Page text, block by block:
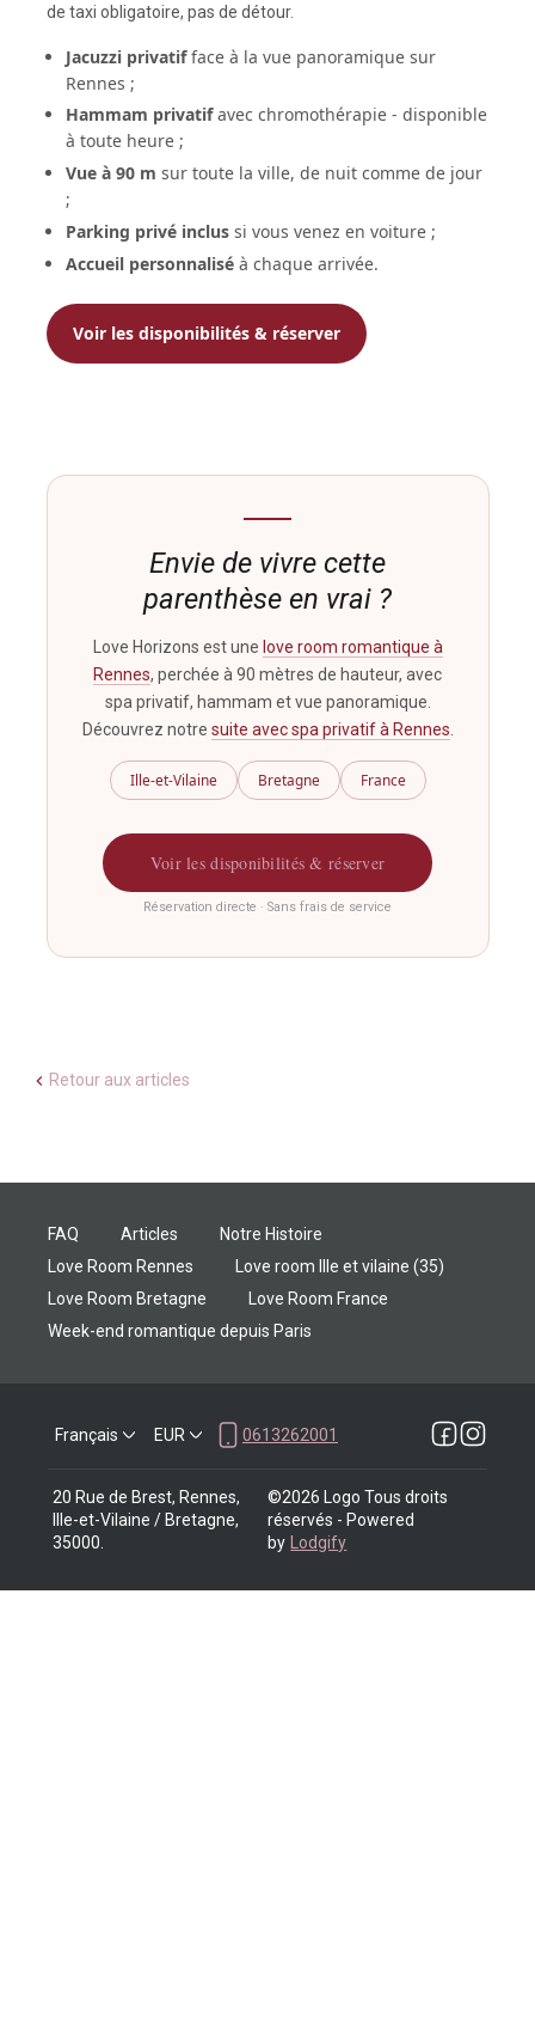
de taxi obligatoire, pas de détour.
Jacuzzi privatifface à la vue panoramique sur
Rennes ;
Hammam privatifavec chromothérapie - disponible
à toute heure ;
Vue à 90 m sur toute la ville, de nuit comme de jour
;
Parking privé inclus si vous venez en voiture ;
Accueil personnalisé à chaque arrivée.
Voir les disponibilités & réserver
Envie de vivre cette
parenthèse en vrai ?
Love Horizons est une love room romantique à
Rennes, perchée à 90 mètres de hauteur, avec
spa privatif, hammam et vue panoramique.
Découvrez notre suite avec spa privatif à Rennes
Ille-et-Vilaine Bretagne France
Voir les disponibilités & réserver
Réservation directe · Sans frais de service
Retour aux articles
FAQ Articles
Notre Histoire
Love Room Rennes
Love room Ille et vilaine (35)
Love Room Bretagne
Love Room France
Week-end romantique depuis Paris
Français EUR 0613262001
20 Rue de Brest, Rennes,
Ille-et-Vilaine / Bretagne,
35000
©2026 Logo Tous droits
réservés - Powered
by
Lodgify